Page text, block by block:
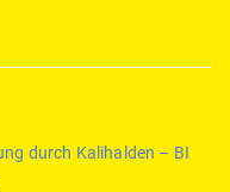
durch Kalihalden – BI